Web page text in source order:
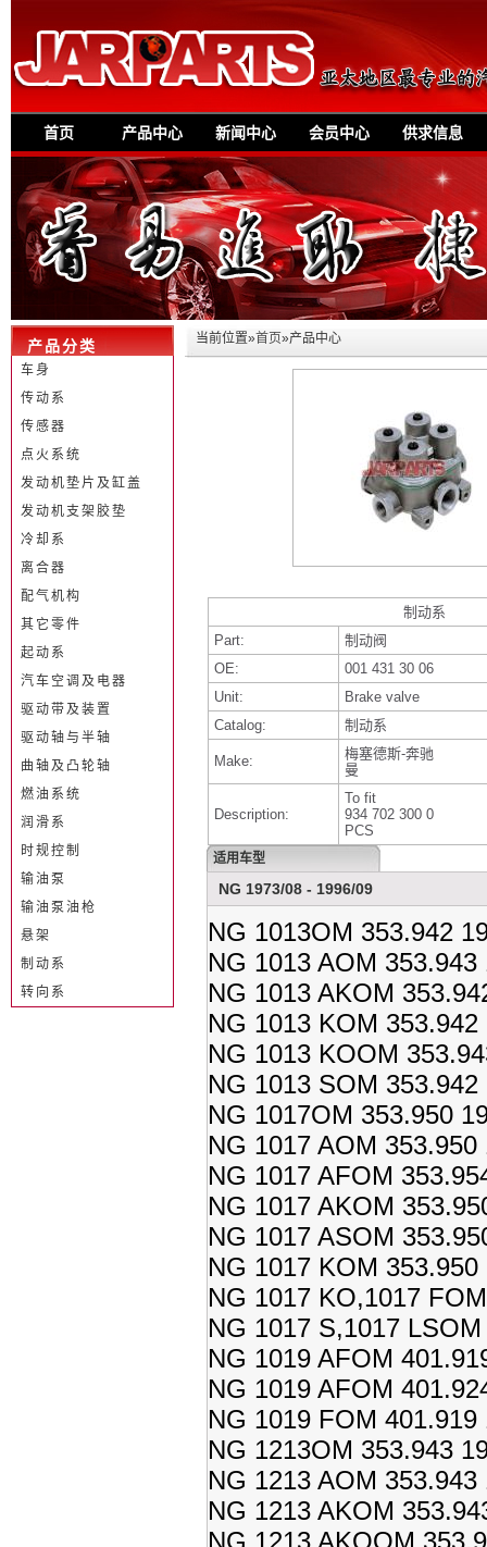
首页 产品中心 新闻中心 会员中心 供求信息
当前位置»首页»产品中心
制动系
Part:
制动阀
OE:
001 431 30 06
Unit:
Brake valve
Catalog:
制动系
Make:
梅塞德斯-奔驰
曼
Description:
To fit
934 702 300 0
PCS
适用车型
NG 1973/08 - 1996/09
NG 1013OM 353.942
NG 1013 AOM
NG 1013 AKOM
NG 1013 KOM
NG 1013 KOOM
NG 1013 SOM
NG 1017OM 353.950
NG 1017 AOM
NG 1017 AFOM
NG 1017 AKOM
NG 1017 ASOM
NG 1017 KOM
NG 1017 KO,1017
NG 1017 S,1017
NG 1019 AFOM
NG 1019 AFOM
NG 1019 FOM
NG 1213OM 353.943
NG 1213 AOM
NG 1213 AKOM
NG 1213 AKOOM
产品分类
车身
传动系
传感器
点火系统
发动机垫片及缸盖
发动机支架胶垫
冷却系
离合器
配气机构
其它零件
起动系
汽车空调及电器
驱动带及装置
驱动轴与半轴
曲轴及凸轮轴
燃油系统
润滑系
时规控制
输油泵
输油泵油枪
悬架
制动系
转向系